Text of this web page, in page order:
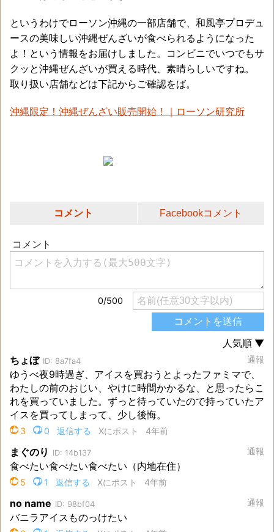
というわけでローソン沖縄の一部店舗で、和風亭プロデュ
ースの美味しい沖縄ぜんざいが食べられるようになった
よ！という情報をお届けしました。コンビニでいつでもサ
クッと沖縄ぜんざいが買える時代、素晴らしいですね。
取り扱い店舗などは下記からご確認をば。
沖縄限定！沖縄ぜんざい販売開始！｜ローソン研究所
コメント Facebookコメント